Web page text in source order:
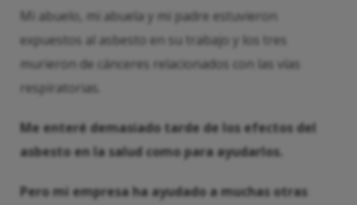
Mi abuelo, mi abuela y mi padre estuvieron
expuestos al asbesto en su trabajo y los tres
murieron de cánceres relacionados con las vías
respiratorias.
Me enteré demasiado tarde de los efectos del
asbesto en la salud como para ayudarlos.
Pero mi empresa ha ayudado a muchas otras